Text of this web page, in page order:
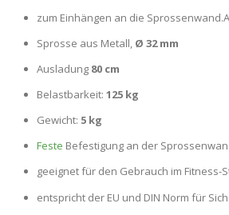
zum Einhängen an die
Sprosse aus Metall, Ø 32 mm
Ausladung 80 cm
Belastbarkeit: 125 kg
Gewicht: 5 kg
Feste Befestigung an der
geeignet für den Gebrauch im Fitness-
entspricht der EU und DIN Norm für